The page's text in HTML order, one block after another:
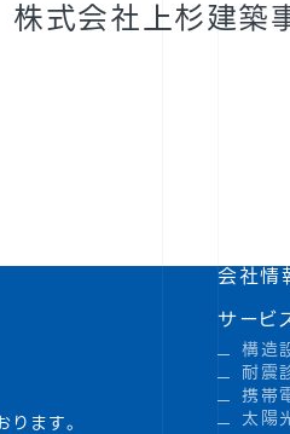
株式会社上杉建築
ます。
会社情
サービ
構造
耐震
携帯
太陽